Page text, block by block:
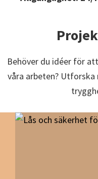
Behöver du idéer för
våra arbeten?